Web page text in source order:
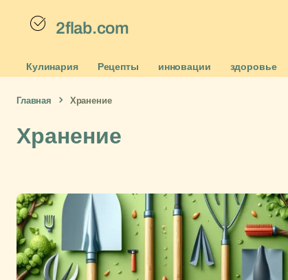
2flab.com
Кулинария Рецепты инновации здоровье
Главная Хранение
Хранение